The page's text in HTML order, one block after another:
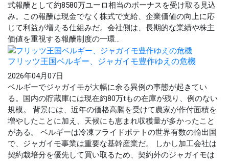
式報酬として約8580万ユーロ相当のボーナスを受け取る見込
み。この報酬は現金でなく株式で支給、企業価値の向上に応
じて利益が増える仕組みだ。会社側は、長期的な業績や株主
価値を重視する報酬制度の一環...
フリッツ王国ベルギー、ジャガイモ豊作ゆえの危機
2026年04月07日
ベルギーでジャガイモが大幅に余る異例の事態が起きてい
る。国内の貯蔵庫には現在約80万tもの在庫が残り、例のない
規模。 背景には、近年の価格高騰を受けて農家が作付面積を
増やしたことに加え、天候にも恵まれ収穫量が多かったこと
がある。 ベルギーは冷凍フライドポテトの世界有数の輸出国
で、ジャガイモ事業は重要な基幹産業だ。 しかし加工会社は
契約栽培分を優先して買い取るため、契約外のジャガイモは